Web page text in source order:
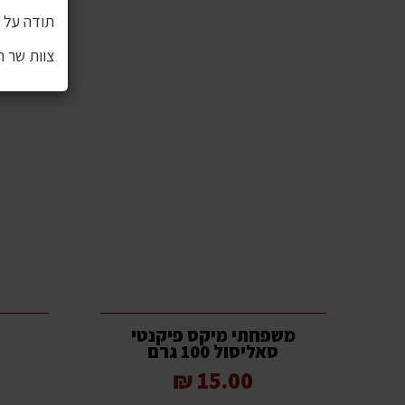
משפחתי מיקס פיקנטי
סאליסול 100 גרם
15.00 ₪
תודה על
צוות